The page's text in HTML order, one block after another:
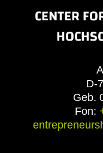
CENTER
D-
Geb.
Fon: